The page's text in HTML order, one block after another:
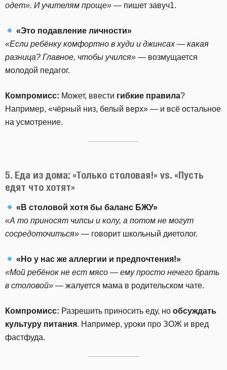
одет». И учителям проще» — пишет завуч1.
«Это подавление личности»
«Если ребёнку комфортно в худи и джинсах — какая
разница? Главное, чтобы учился» — возмущается
молодой педагог.
Компромисс: Может, ввести гибкие правила?
Например, «чёрный низ, белый верх» — и всё остальное
на усмотрение.
5. Еда из дома: «Только столовая!» vs. «Пусть
едят что хотят»
«В столовой хотя бы баланс БЖУ»
«А то приносят чипсы и колу, а потом не могут
сосредоточиться» — говорит школьный диетолог.
«Но у нас же аллергии и предпочтения!»
«Мой ребёнок не ест мясо — ему просто нечего брать
в столовой» — жалуется мама в родительском чате.
Компромисс: Разрешить приносить еду, но обсуждать
культуру питания. Например, уроки про ЗОЖ и вред
фастфуда.